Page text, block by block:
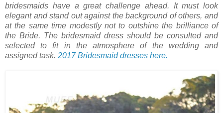
bridesmaids have a great challenge ahead. It must look
elegant and stand out against the background of others, and
at the same time modestly not to outshine the brilliance of
the Bride. The bridesmaid dress should be consulted and
selected to fit in the atmosphere of the wedding and
assigned task. 2017 Bridesmaid dresses here.